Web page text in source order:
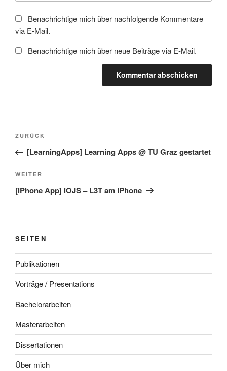
Benachrichtige mich über nachfolgende Kommentare
via E-Mail.
Benachrichtige mich über neue Beiträge via E-Mail.
Beitragsnavigation
Vorheriger
Beitrag
ZURÜCK
[LearningApps] Learning Apps @ TU Graz gestartet
Nächster
Beitrag
WEITER
[iPhone App] iOJS – L3T am iPhone
SEITEN
Publikationen
Vorträge / Presentations
Bachelorarbeiten
Masterarbeiten
Dissertationen
Über mich